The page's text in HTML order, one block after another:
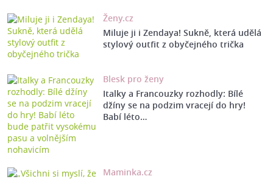
Ženy.cz
Miluje ji i Zendaya! Sukně, která udělá
stylový outfit z obyčejného trička
Blesk pro ženy
Italky a Francouzky rozhodly: Bílé
džíny se na podzim vracejí do hry!
Babí léto…
Maminka.cz